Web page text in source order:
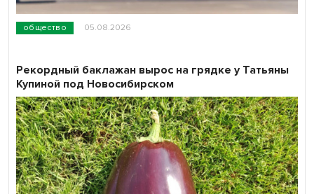
общество 05.08.2026
Рекордный баклажан вырос на грядке у Татьяны
Купиной под Новосибирском